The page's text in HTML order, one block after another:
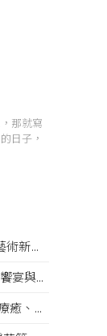
那就寫
日子，
看海美術館 怪獸代班 全戶外開展！屏東藝術新亮點 網美必拍。
帶媽媽吃好料！台北艾麗母親節限定海陸饗宴與住房專案一次收藏。
北投麗禧推母親節泡湯專案！花束與SPA療癒、甜點同步登場